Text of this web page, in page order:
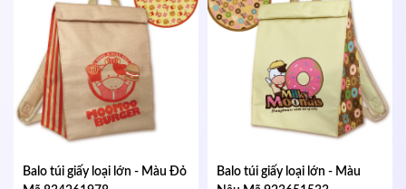
Balo túi giấy loại lớn - Màu Đỏ
Balo túi giấy loại lớn - Màu